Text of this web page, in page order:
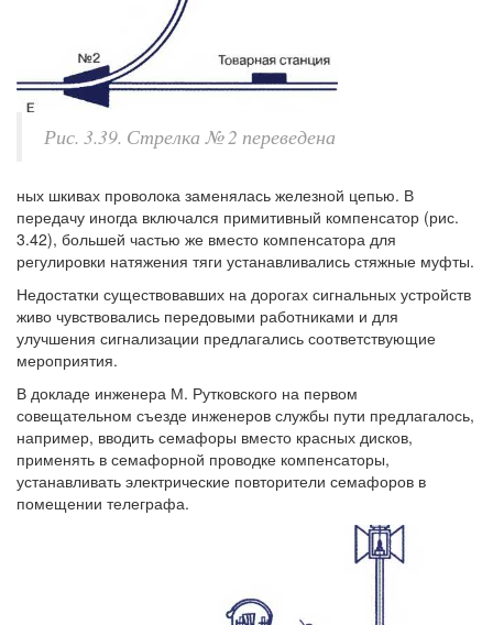
Рис. 3.39. Стрелка № 2 переведена
ных шкивах проволока заменялась железной цепью. В
передачу иногда включался примитивный компенсатор (рис.
3.42), большей частью же вместо компенсатора для
регулировки натяжения тяги устанавливались стяжные муфты.
Недостатки существовавших на дорогах сигнальных устройств
живо чувствовались передовыми работниками и для
улучшения сигнализации предлагались соответствующие
мероприятия.
В докладе инженера М. Рутковского на первом
совещательном съезде инженеров службы пути предлагалось,
например, вводить семафоры вместо красных дисков,
применять в семафорной проводке компенсаторы,
устанавливать электрические повторители семафоров в
помещении телеграфа.